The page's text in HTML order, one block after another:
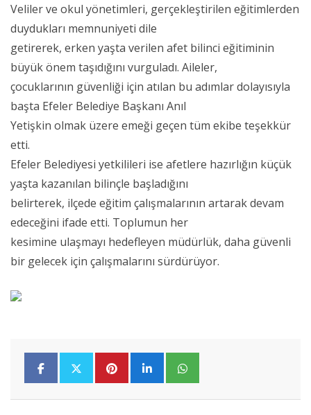
Veliler ve okul yönetimleri, gerçekleştirilen eğitimlerden
duydukları memnuniyeti dile
getirerek, erken yaşta verilen afet bilinci eğitiminin
büyük önem taşıdığını vurguladı. Aileler,
çocuklarının güvenliği için atılan bu adımlar dolayısıyla
başta Efeler Belediye Başkanı Anıl
Yetişkin olmak üzere emeği geçen tüm ekibe teşekkür
etti.
Efeler Belediyesi yetkilileri ise afetlere hazırlığın küçük
yaşta kazanılan bilinçle başladığını
belirterek, ilçede eğitim çalışmalarının artarak devam
edeceğini ifade etti. Toplumun her
kesimine ulaşmayı hedefleyen müdürlük, daha güvenli
bir gelecek için çalışmalarını sürdürüyor.